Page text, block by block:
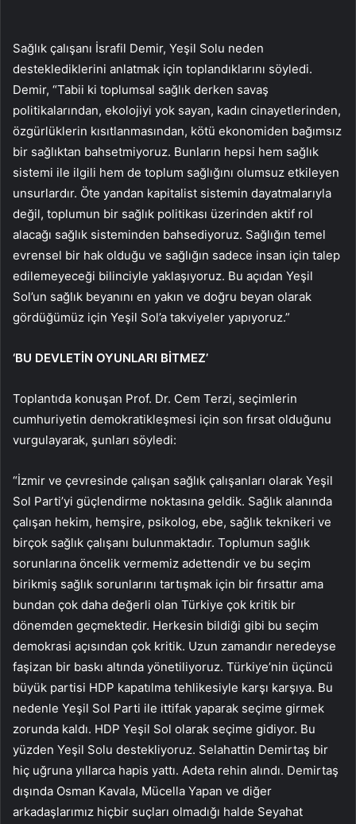
Sağlık çalışanı İsrafil Demir, Yeşil Solu neden
desteklediklerini anlatmak için toplandıklarını söyledi.
Demir, “Tabii ki toplumsal sağlık derken savaş
politikalarından, ekolojiyi yok sayan, kadın cinayetlerinden,
özgürlüklerin kısıtlanmasından, kötü ekonomiden bağımsız
bir sağlıktan bahsetmiyoruz. Bunların hepsi hem sağlık
sistemi ile ilgili hem de toplum sağlığını olumsuz etkileyen
unsurlardır. Öte yandan kapitalist sistemin dayatmalarıyla
değil, toplumun bir sağlık politikası üzerinden aktif rol
alacağı sağlık sisteminden bahsediyoruz. Sağlığın temel
evrensel bir hak olduğu ve sağlığın sadece insan için talep
edilemeyeceği bilinciyle yaklaşıyoruz. Bu açıdan Yeşil
Sol’un sağlık beyanını en yakın ve doğru beyan olarak
gördüğümüz için Yeşil Sol’a takviyeler yapıyoruz.”
‘BU DEVLETİN OYUNLARI BİTMEZ’
Toplantıda konuşan Prof. Dr. Cem Terzi, seçimlerin
cumhuriyetin demokratikleşmesi için son fırsat olduğunu
vurgulayarak, şunları söyledi:
“İzmir ve çevresinde çalışan sağlık çalışanları olarak Yeşil
Sol Parti’yi güçlendirme noktasına geldik. Sağlık alanında
çalışan hekim, hemşire, psikolog, ebe, sağlık teknikeri ve
birçok sağlık çalışanı bulunmaktadır. Toplumun sağlık
sorunlarına öncelik vermemiz adettendir ve bu seçim
birikmiş sağlık sorunlarını tartışmak için bir fırsattır ama
bundan çok daha değerli olan Türkiye çok kritik bir
dönemden geçmektedir. Herkesin bildiği gibi bu seçim
demokrasi açısından çok kritik. Uzun zamandır neredeyse
faşizan bir baskı altında yönetiliyoruz. Türkiye’nin üçüncü
büyük partisi HDP kapatılma tehlikesiyle karşı karşıya. Bu
nedenle Yeşil Sol Parti ile ittifak yaparak seçime girmek
zorunda kaldı. HDP Yeşil Sol olarak seçime gidiyor. Bu
yüzden Yeşil Solu destekliyoruz. Selahattin Demirtaş bir
hiç uğruna yıllarca hapis yattı. Adeta rehin alındı. Demirtaş
dışında Osman Kavala, Mücella Yapan ve diğer
arkadaşlarımız hiçbir suçları olmadığı halde Seyahat